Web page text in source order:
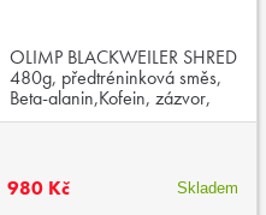
OLIMP BLACKWEILER SHRED
480g, předtréninková směs,
Beta-alanin,Kofein, zázvor,
zelený čaj,wasabi
980 Kč Skladem